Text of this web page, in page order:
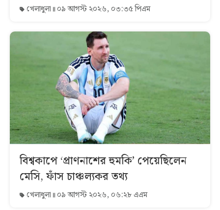
খেলাধুলা ০৯ আগস্ট ২০২৬, ০৩:৩৫ পিএম
বিশ্বকাপে ‘প্রাণনাশের হুমকি’ পেয়েছিলেন
মেসি, ফাঁস চাঞ্চল্যকর তথ্য
খেলাধুলা ০৯ আগস্ট ২০২৬, ০৬:২৮ এএম